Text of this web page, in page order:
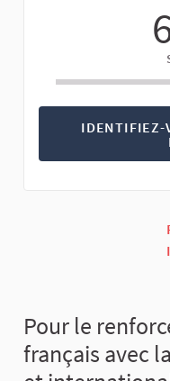
IDENTIFIEZ-
Pour le
français avec